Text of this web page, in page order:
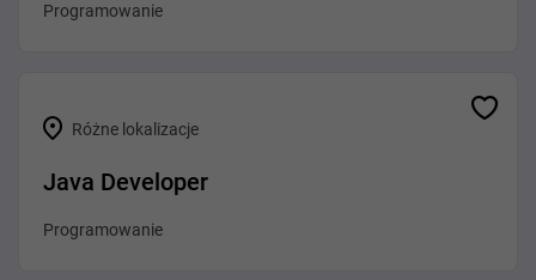
Programowanie
Różne lokalizacje
Java Developer
Programowanie